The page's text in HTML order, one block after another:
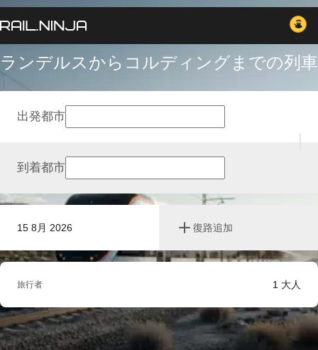
ランデルスからコルディングまでの列車
15 8月 2026 復路追加
出発都市
到着都市
旅行者 1 大人